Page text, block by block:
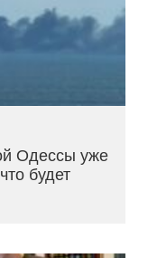
Одессы уже
будет